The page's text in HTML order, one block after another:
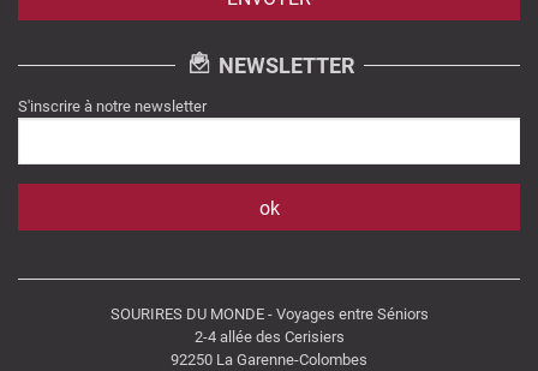
NEWSLETTER
S'inscrire à notre newsletter
SOURIRES DU MONDE - Voyages entre Séniors
2-4 allée des Cerisiers
92250 La Garenne-Colombes